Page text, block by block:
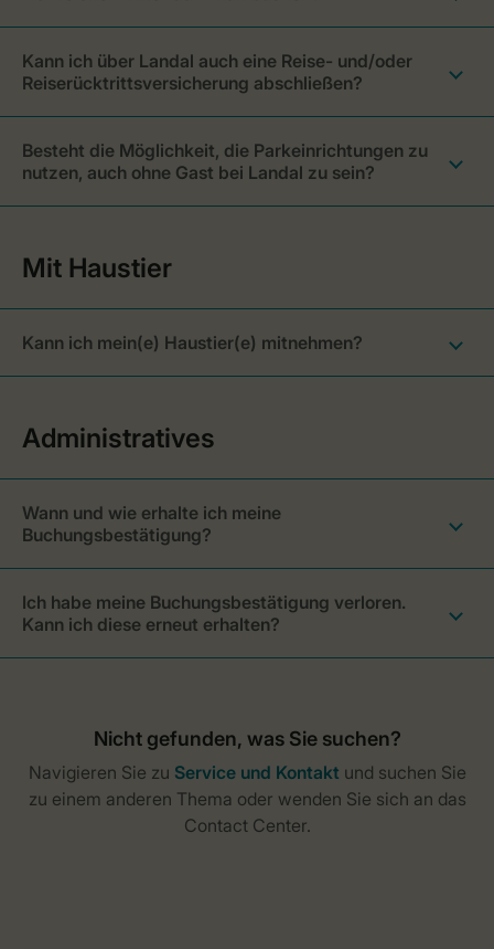
Kann ich über Landal auch eine Reise- und/oder
Reiserücktrittsversicherung abschließen?
Besteht die Möglichkeit, die Parkeinrichtungen zu
nutzen, auch ohne Gast bei Landal zu sein?
Kann ich mein(e) Haustier(e) mitnehmen?
Wann und wie erhalte ich meine
Buchungsbestätigung?
Ich habe meine Buchungsbestätigung verloren.
Kann ich diese erneut erhalten?